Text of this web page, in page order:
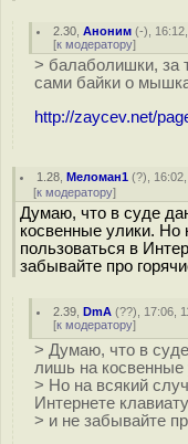
2.30 ,Аноним (-),
[к модератору]
> балаболишки, за
сами байки о
http://zaycev.net/
1.28 ,Меломан1 (?),
[к модератору]
Думаю, что в суде
косвенные улики. Но
пользоваться в
забывайте про
2.39 ,DmA (??), 17:06,
[к модератору]
> Думаю, что в
лишь на косвенные
> Но на всякий
Интернете
> и не забывайте